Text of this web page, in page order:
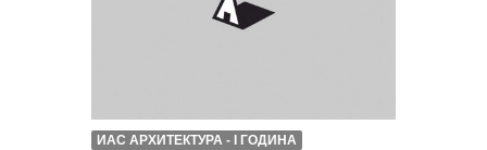
ИАС АРХИТЕКТУРА - I ГОДИНА